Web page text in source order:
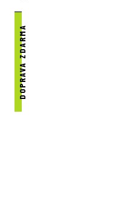
DOPRAVA ZDARMA